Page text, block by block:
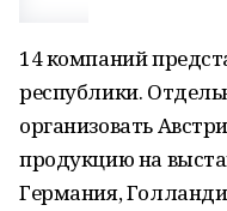
14 компаний
республики.
организовать
продукцию на
Германия,